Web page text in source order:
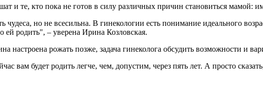
и те, кто пока не готов в силу различных причин становиться
но не всесильна. В гинекологии есть понимание идеального
ей родить", – уверена Ирина Козловская.
настроена рожать позже, задача гинеколога обсудить возможности и
вам будет родить легче, чем, допустим, через пять лет. А просто